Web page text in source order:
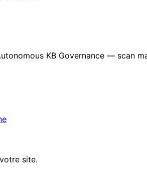
KB Governance — scan
site.